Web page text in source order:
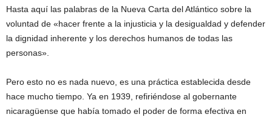
Hasta aquí las palabras de la Nueva Carta del Atlántico sobre la
voluntad de «hacer frente a la injusticia y la desigualdad y defender
la dignidad inherente y los derechos humanos de todas las
personas».
Pero esto no es nada nuevo, es una práctica establecida desde
hace mucho tiempo. Ya en 1939, refiriéndose al gobernante
nicaragüense que había tomado el poder de forma efectiva en